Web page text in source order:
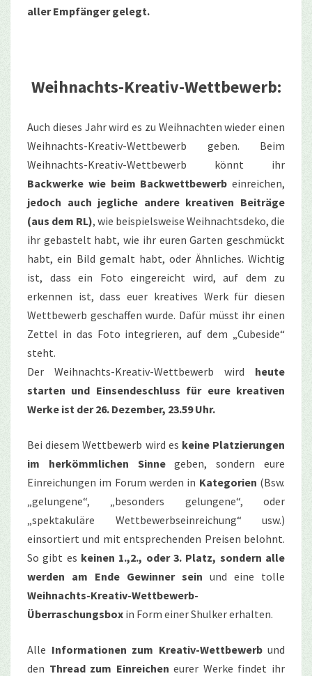
aller Empfänger gelegt.
Weihnachts-Kreativ-Wettbewerb:
Auch dieses Jahr wird es zu Weihnachten wieder einen
Weihnachts-Kreativ-Wettbewerb geben. Beim
Weihnachts-Kreativ-Wettbewerb könnt ihr
Backwerke wie beim Backwettbewerb einreichen,
jedoch auch jegliche andere kreativen Beiträge
(aus dem RL), wie beispielsweise Weihnachtsdeko, die
ihr gebastelt habt, wie ihr euren Garten geschmückt
habt, ein Bild gemalt habt, oder Ähnliches. Wichtig
ist, dass ein Foto eingereicht wird, auf dem zu
erkennen ist, dass euer kreatives Werk für diesen
Wettbewerb geschaffen wurde. Dafür müsst ihr einen
Zettel in das Foto integrieren, auf dem „Cubeside“
steht.
Der Weihnachts-Kreativ-Wettbewerb wird heute
starten und Einsendeschluss für eure kreativen
Werke ist der 26. Dezember, 23.59 Uhr.
Bei diesem Wettbewerb wird es keine Platzierungen
im herkömmlichen Sinnegeben, sondern eure
Einreichungen im Forum werden in Kategorien (Bsw.
„gelungene“, „besonders gelungene“, oder
„spektakuläre Wettbewerbseinreichung“ usw.)
einsortiert und mit entsprechenden Preisen belohnt.
So gibt es keinen 1.,2., oder 3. Platz, sondern alle
werden am Ende Gewinner sein und eine tolle
Weihnachts-Kreativ-Wettbewerb-
Überraschungsbox in Form einer Shulker erhalten.
Alle Informationen zum Kreativ-Wettbewerbund
den Thread zum Einreichen eurer Werke findet ihr